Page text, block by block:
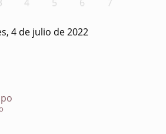
4 de julio de 2022